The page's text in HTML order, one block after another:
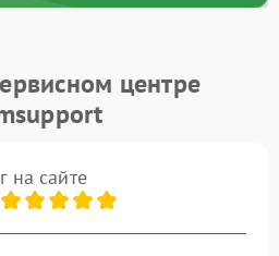
центре
на сайте